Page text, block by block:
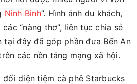
Ninh Bình”. Hình ảnh du khách,
“nàng thơ”, liên tục chia sẻ
tại đây đã góp phần đưa Bến An
các nền tảng mạng xã hội.
đối diện tiệm cà phê Starbucks